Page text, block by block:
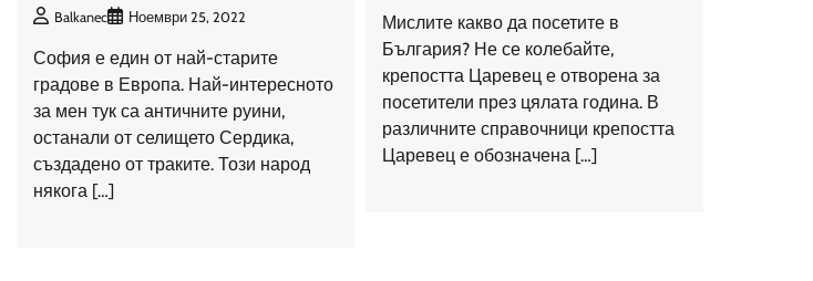
Balkanec Ноември 25, 2022
София е един от най-старите
градове в Европа. Най-интересното
за мен тук са античните руини,
останали от селището Сердика,
създадено от траките. Този народ
някога […]
Мислите какво да посетите в
България? Не се колебайте,
крепостта Царевец е отворена за
посетители през цялата година. В
различните справочници крепостта
Царевец е обозначена […]